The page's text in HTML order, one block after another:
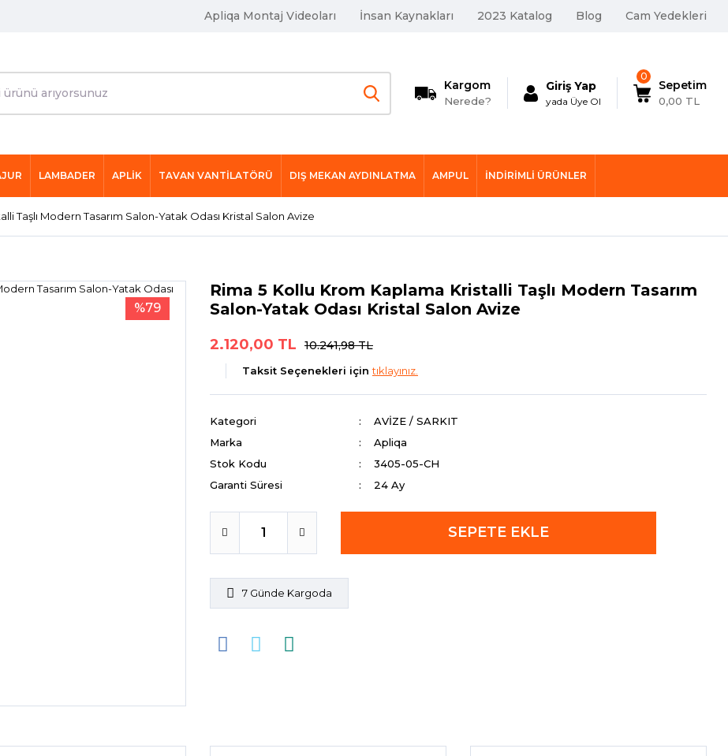
Apliqa Montaj Videoları İnsan Kaynakları 2023 Katalog Blog Cam Yedekleri
Kargom
Nerede?
Giriş Yap
yada Üye Ol
0
Sepetim
0,00 TL
LAMBADER APLİK TAVAN VANTİLATÖRÜ DIŞ MEKAN AYDINLATMA AMPUL İNDIRIMLI ÜRÜNLER
Taşlı Modern Tasarım Salon-Yatak Odası Kristal Salon Avize
%79
Rima 5 Kollu Krom Kaplama Kristalli Taşlı Modern Tasarım
Salon-Yatak Odası Kristal Salon Avize
2.120,00 TL 10.241,98 TL
Taksit Seçenekleri içintıklayınız.
Kategori
AVİZE / SARKIT
Marka
Apliqa
Stok Kodu
3405-05-CH
Garanti Süresi
24 Ay
SEPETE EKLE
7 Günde Kargoda